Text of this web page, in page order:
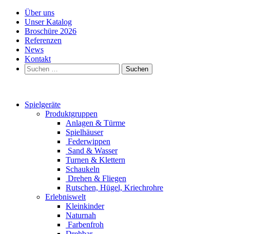
Über uns
Unser Katalog
Broschüre 2026
Referenzen
News
Kontakt
Suchen
nach:
Spielgeräte
Produktgruppen
Anlagen & Türme
Spielhäuser
Federwippen
Sand & Wasser
Turnen & Klettern
Schaukeln
Drehen & Fliegen
Rutschen, Hügel, Kriechrohre
Erlebniswelt
Kleinkinder
Naturnah
Farbenfroh